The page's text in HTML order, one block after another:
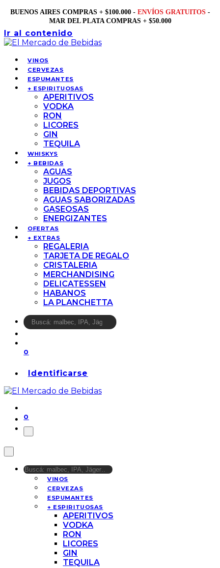
BUENOS AIRES COMPRAS + $100.000 - ENVÍOS GRATUITOS -
MAR DEL PLATA COMPRAS + $50.000
Ir al contenido
VINOS
CERVEZAS
ESPUMANTES
+ ESPIRITUOSAS
APERITIVOS
VODKA
RON
LICORES
GIN
TEQUILA
WHISKYS
+ BEBIDAS
AGUAS
JUGOS
BEBIDAS DEPORTIVAS
AGUAS SABORIZADAS
GASEOSAS
ENERGIZANTES
OFERTAS
+ EXTRAS
REGALERIA
TARJETA DE REGALO
CRISTALERIA
MERCHANDISING
DELICATESSEN
HABANOS
LA PLANCHETTA
0
Identificarse
0
VINOS
CERVEZAS
ESPUMANTES
+ ESPIRITUOSAS
APERITIVOS
VODKA
RON
LICORES
GIN
TEQUILA